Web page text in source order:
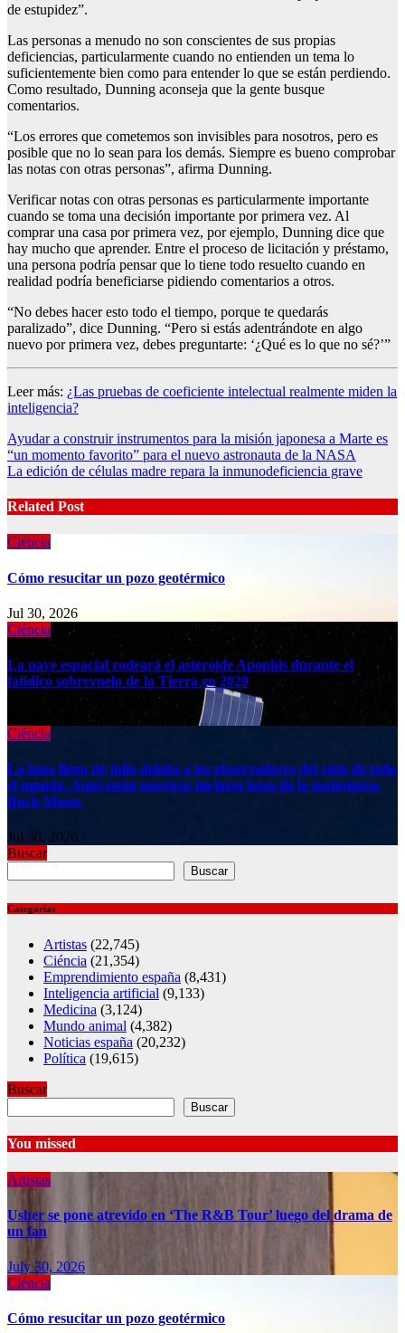
de estupidez”.
Las personas a menudo no son conscientes de sus propias
deficiencias, particularmente cuando no entienden un tema lo
suficientemente bien como para entender lo que se están perdiendo.
Como resultado, Dunning aconseja que la gente busque
comentarios.
“Los errores que cometemos son invisibles para nosotros, pero es
posible que no lo sean para los demás. Siempre es bueno comprobar
las notas con otras personas”, afirma Dunning.
Verificar notas con otras personas es particularmente importante
cuando se toma una decisión importante por primera vez. Al
comprar una casa por primera vez, por ejemplo, Dunning dice que
hay mucho que aprender. Entre el proceso de licitación y préstamo,
una persona podría pensar que lo tiene todo resuelto cuando en
realidad podría beneficiarse pidiendo comentarios a otros.
“No debes hacer esto todo el tiempo, porque te quedarás
paralizado”, dice Dunning. “Pero si estás adentrándote en algo
nuevo por primera vez, debes preguntarte: ‘¿Qué es lo que no sé?’”
Leer más: ¿Las pruebas de coeficiente intelectual realmente miden la
inteligencia?
Post
navigation
Ayudar a construir instrumentos para la misión japonesa a Marte es
“un momento favorito” para el nuevo astronauta de la NASA
La edición de células madre repara la inmunodeficiencia grave
Related Post
Ciéncia
Cómo resucitar un pozo geotérmico
Jul 30, 2026
Ciéncia
La nave espacial rodeará el asteroide Apophis durante el
fatídico sobrevuelo de la Tierra en 2029
Ciéncia
La luna llena de julio deleita a los observadores del cielo de todo
el mundo. Aquí están nuestras mejores fotos de la majestuosa
Buck Moon.
Jul 30, 2026
Buscar
Buscar
Categorías
Artistas (22,745)
Ciéncia (21,354)
Emprendimiento españa (8,431)
Inteligencia artificial (9,133)
Medicina (3,124)
Mundo animal (4,382)
Noticias españa (20,232)
Política (19,615)
Buscar
Buscar
You missed
Artistas
Usher se pone atrevido en ‘The R&B Tour’ luego del drama de
un fan
July 30, 2026
Ciéncia
Cómo resucitar un pozo geotérmico